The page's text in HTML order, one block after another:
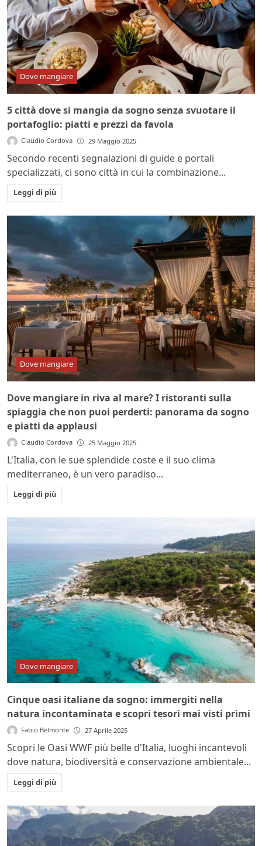
Dove mangiare
5 città dove si mangia da sogno senza svuotare il
portafoglio: piatti e prezzi da favola
Claudio Cordova 29 Maggio 2025
Secondo recenti segnalazioni di guide e portali
specializzati, ci sono città in cui la combinazione...
Leggi di più
Dove mangiare
Dove mangiare in riva al mare? I ristoranti sulla
spiaggia che non puoi perderti: panorama da sogno
e piatti da applausi
Claudio Cordova 25 Maggio 2025
L'Italia, con le sue splendide coste e il suo clima
mediterraneo, è un vero paradiso...
Leggi di più
Dove mangiare
Cinque oasi italiane da sogno: immergiti nella
natura incontaminata e scopri tesori mai visti primi
Fabio Belmonte 27 Aprile 2025
Scopri le Oasi WWF più belle d'Italia, luoghi incantevoli
dove natura, biodiversità e conservazione ambientale...
Leggi di più